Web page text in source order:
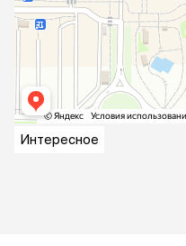
Интересное